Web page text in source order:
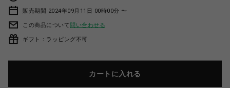
販売期間 2024年09月11日 00時00分 〜
この商品について問い合わせる
ギフト：ラッピング不可
カートに入れる